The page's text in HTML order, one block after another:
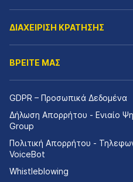
ΔΙΑΧΕΙΡΙΣΗ ΚΡΑΤΗΣΗΣ
ΒΡΕΙΤΕ ΜΑΣ
GDPR – Προσωπικά Δεδομένα
Δήλωση Απορρήτου - Ενιαίο
Group
Πολιτική Απορρήτου -
VoiceBot
Whistleblowing